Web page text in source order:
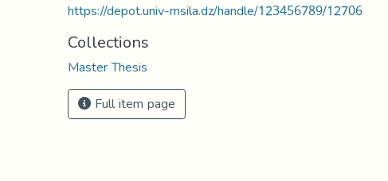
https://depot.univ-msila.dz/handle/123456789/12706
Collections
Master Thesis
Full item page